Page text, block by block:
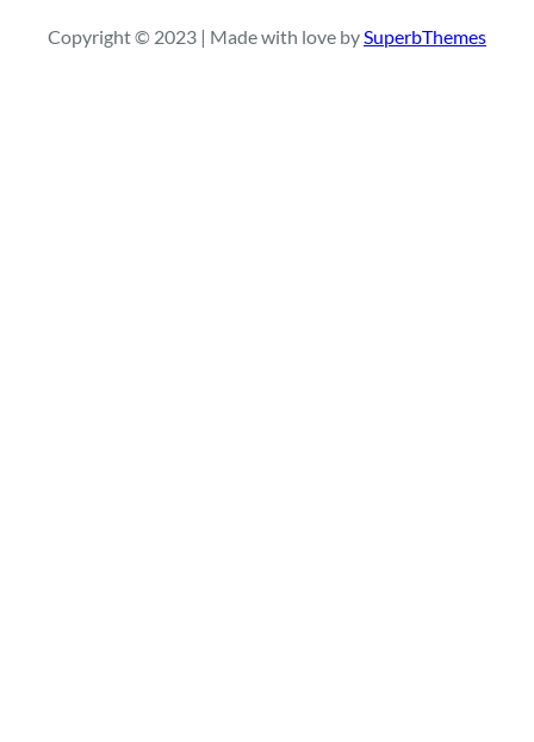
u
Copyright © 2023 | Made with love bySuperbThemes